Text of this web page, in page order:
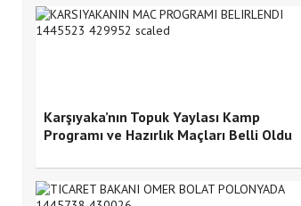
Karşıyaka’nın Topuk Yaylası Kamp
Programı ve Hazırlık Maçları Belli Oldu